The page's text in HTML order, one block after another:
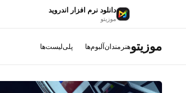
دانلود نرم افزار اندروید
موزیتو
موزیتوهنرمندانآلبوم‌ها پلی‌لیست‌ها